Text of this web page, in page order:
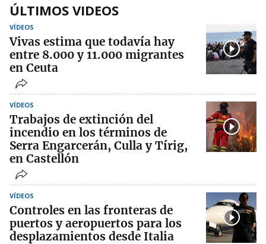
ÚLTIMOS VIDEOS
VÍDEOS
Vivas estima que todavía hay
entre 8.000 y 11.000 migrantes
en Ceuta
VÍDEOS
Trabajos de extinción del
incendio en los términos de
Serra Engarcerán, Culla y Tírig,
en Castellón
VÍDEOS
Controles en las fronteras de
puertos y aeropuertos para los
desplazamientos desde Italia